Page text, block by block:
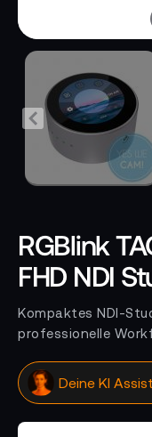
RGBlink
FHD NDI
Kompaktes NDI-
professionelle
Deine KI